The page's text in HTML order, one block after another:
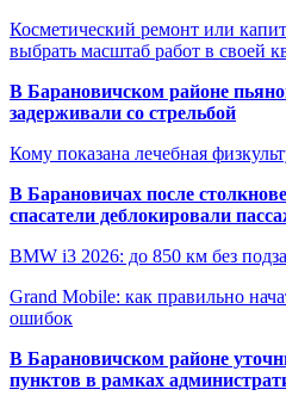
Косметический ремонт или
выбрать масштаб работ в своей
В Барановичском районе
задерживали со стрельбой
Кому показана лечебная
В Барановичах после
спасатели деблокировали
BMW i3 2026: до 850 км без
Grand Mobile: как правильно
ошибок
В Барановичском районе
пунктов в рамках